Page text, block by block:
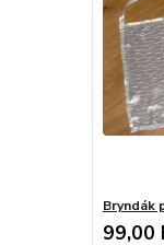
Bryndák
99,00